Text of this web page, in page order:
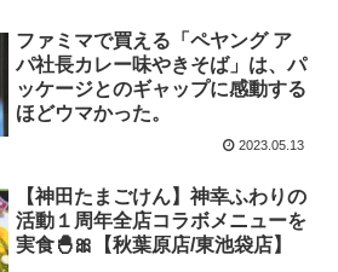
ファミマで買える「ペヤング ア
パ社長カレー味やきそば」は、パ
ッケージとのギャップに感動する
ほどウマかった。
2023.05.13
【神田たまごけん】神幸ふわりの
活動１周年全店コラボメニューを
実食🐣🎀【秋葉原店/東池袋店】